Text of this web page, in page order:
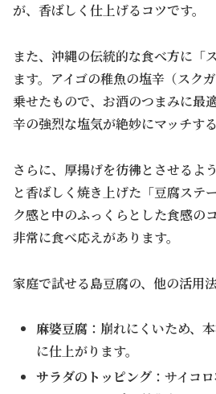
が、香ばしく仕上げるコツです。
また、沖縄の伝統的な食べ方に「
ます。アイゴの稚魚の塩辛（スク
乗せたもので、お酒のつまみに最
辛の強烈な塩気が絶妙にマッチする
さらに、厚揚げを彷彿とさせるよ
と香ばしく焼き上げた「豆腐ステ
ク感と中のふっくらとした食感の
非常に食べ応えがあります。
家庭で試せる島豆腐の、他の活用
麻婆豆腐 ：崩れにくいため、
に仕上がります。
サラダのトッピング ：サイコ